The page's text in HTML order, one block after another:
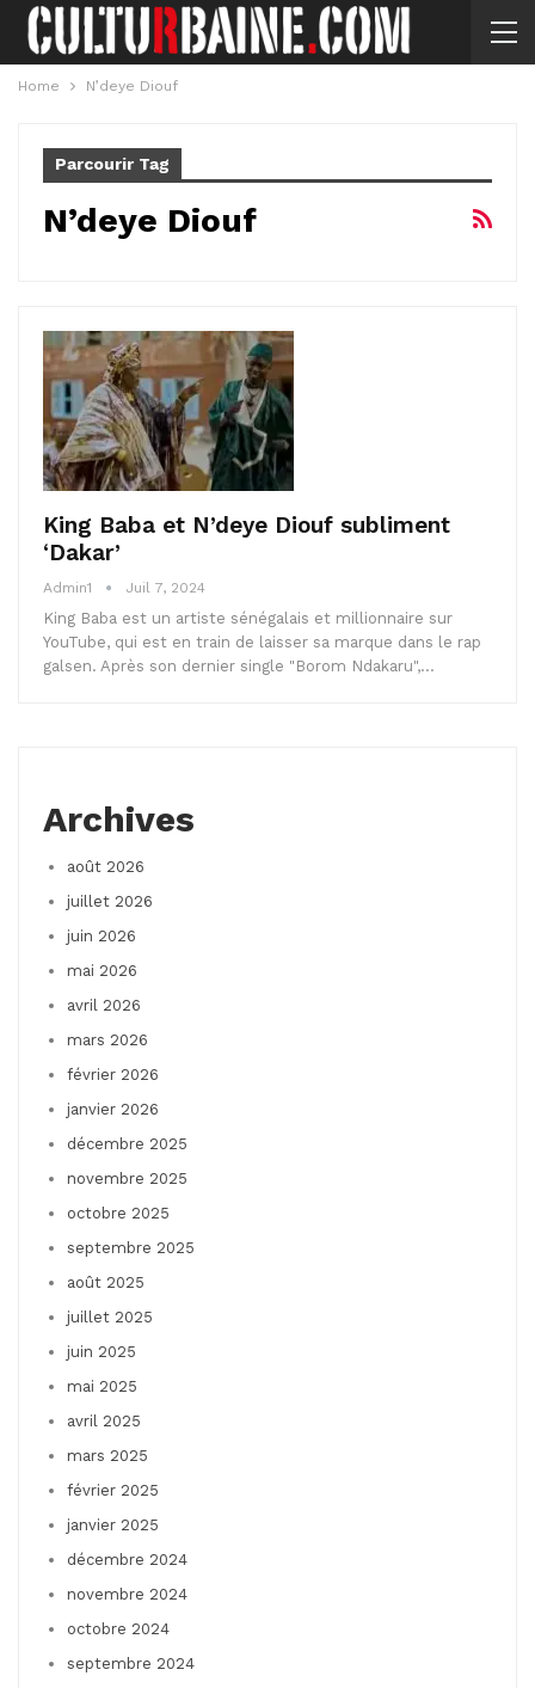
Home N’deye Diouf
Parcourir Tag
N’deye Diouf
King Baba et N’deye Diouf subliment
‘Dakar’
Admin1 Juil 7, 2024
King Baba est un artiste sénégalais et millionnaire sur
YouTube, qui est en train de laisser sa marque dans le rap
galsen. Après son dernier single "Borom Ndakaru",…
Archives
août 2026
juillet 2026
juin 2026
mai 2026
avril 2026
mars 2026
février 2026
janvier 2026
décembre 2025
novembre 2025
octobre 2025
septembre 2025
août 2025
juillet 2025
juin 2025
mai 2025
avril 2025
mars 2025
février 2025
janvier 2025
décembre 2024
novembre 2024
octobre 2024
septembre 2024